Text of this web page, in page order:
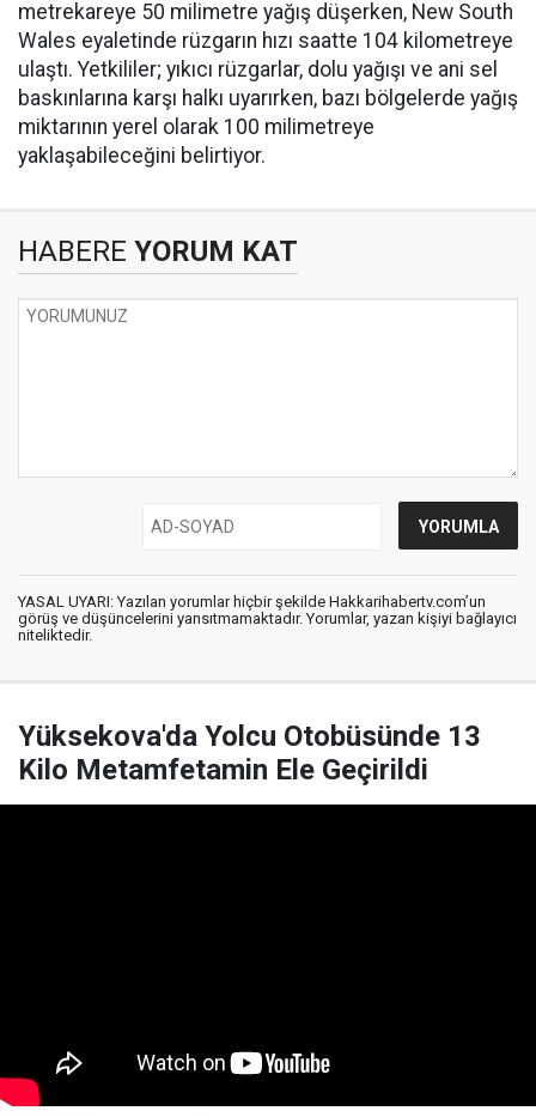
metrekareye 50 milimetre yağış düşerken, New South
Wales eyaletinde rüzgarın hızı saatte 104 kilometreye
ulaştı. Yetkililer; yıkıcı rüzgarlar, dolu yağışı ve ani sel
baskınlarına karşı halkı uyarırken, bazı bölgelerde yağış
miktarının yerel olarak 100 milimetreye
yaklaşabileceğini belirtiyor.
HABERE YORUM KAT
YASAL UYARI: Yazılan yorumlar hiçbir şekilde Hakkarihabertv.com’un
görüş ve düşüncelerini yansıtmamaktadır. Yorumlar, yazan kişiyi bağlayıcı
niteliktedir.
Yüksekova'da Yolcu Otobüsünde 13
Kilo Metamfetamin Ele Geçirildi